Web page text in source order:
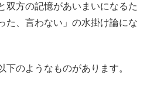
双方の記憶があいまいになるた
た、言わない」の水掛け論にな
下のようなものがあります。